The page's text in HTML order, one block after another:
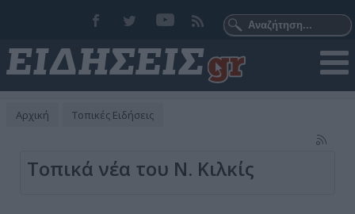
Αρχική Τοπικές Ειδήσεις
Τοπικά νέα του Ν. Κιλκίς